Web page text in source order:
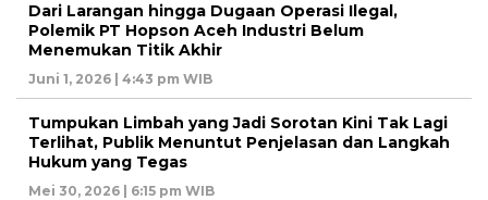
Dari Larangan hingga Dugaan Operasi Ilegal,
Polemik PT Hopson Aceh Industri Belum
Menemukan Titik Akhir
Juni 1, 2026 | 4:43 pm WIB
Tumpukan Limbah yang Jadi Sorotan Kini Tak Lagi
Terlihat, Publik Menuntut Penjelasan dan Langkah
Hukum yang Tegas
Mei 30, 2026 | 6:15 pm WIB